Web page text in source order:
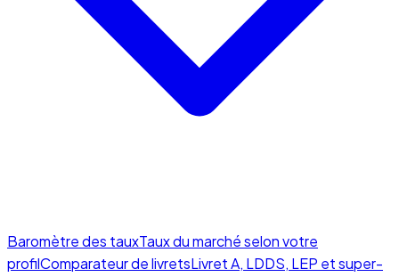
Baromètre des tauxTaux du marché selon votre
profilComparateur de livretsLivret A, LDDS, LEP et super-